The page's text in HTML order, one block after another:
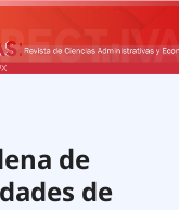
de
de